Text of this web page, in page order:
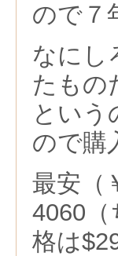
ので７
なにし
たもの
という
ので購
最安（
4060（
格は